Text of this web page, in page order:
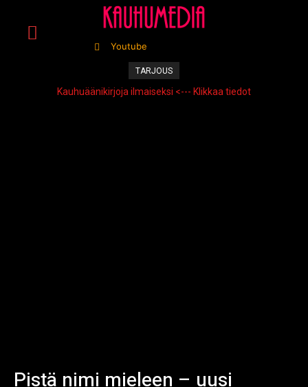
Youtube
TARJOUS
Kauhuäänikirjoja ilmaiseksi <--- Klikkaa tiedot
Pistä nimi mieleen – uusi